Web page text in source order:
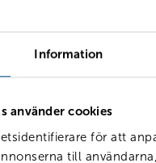
Information
använder cookies
för att
till användarna,
Premium
14132 mil Diesel
BILLÅN